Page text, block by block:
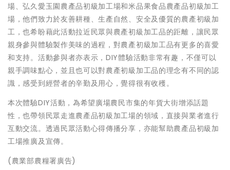
場、弘久愛玉園農產品初級加工場和米品果食品農產品初級加工
場，他們致力於友善耕種、生產自然、安全及優質的農產初級加
工，也希盼藉此活動拉近民眾與農產初級加工品的距離，讓民眾
親身參與體驗製作美味的過程，對農產初級加工品有更多的喜愛
和支持。活動參與者亦表示，DIY體驗活動非常有趣，不僅可以
親手調味點心，並且也可以對農產初級加工品的理念有不同的認
識，感受到經營者的辛勤及用心，覺得很有收穫。
本次體驗DIY活動，為希望廣場農民市集的年貨大街增添話題
性，也帶領民眾走進農產品初級加工場的領域，直接與業者進行
互動交流。透過民眾活動心得傳播分享，亦能幫助農產品初級加
工場推廣及宣傳。
(農業部農糧署廣告)